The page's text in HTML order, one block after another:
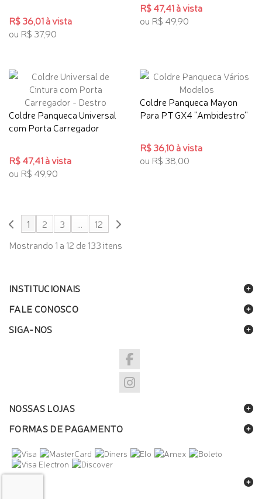
R$ 36,01 à vista
ou R$ 37,90
R$ 47,41 à vista
ou R$ 49,90
Coldre Panqueca Universal
com Porta Carregador
R$ 47,41 à vista
ou R$ 49,90
Coldre Panqueca Mayon
Para PT GX4 ''Ambidestro''
R$ 36,10 à vista
ou R$ 38,00
1 2 3 ...
12
Mostrando 1 a 12 de 133 itens
INSTITUCIONAIS
FALE CONOSCO
SIGA-NOS
NOSSAS LOJAS
FORMAS DE PAGAMENTO